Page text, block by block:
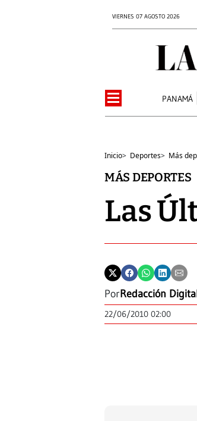
VIERNES 07 AGOSTO 2026
PANAMÁ
Inicio> Deportes> Más
MÁS DEPORTES
Las
PorRedacción
22/06/2010 02:00